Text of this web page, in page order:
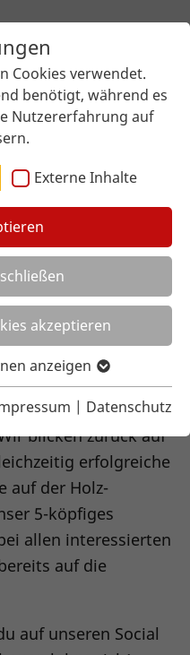
Cookies verwendet.
benötigt, während es
Nutzererfahrung auf
Externe Inhalte
akzeptieren
anzeigen
| Datenschutz
uns Aktuelles
Artikel
HANDWERK
Trend der Zeit!
- Wir sagen
blicken zurück auf
erfolgreiche
auf der Holz-
5-köpfiges
allen interessierten
auf die
auf unseren Social